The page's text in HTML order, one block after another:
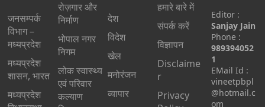
जनसम्पर्क
विभाग –
मध्यप्रदेश
मध्यप्रदेश
शासन, भारत
मध्‍यप्रदेश
रोज़गार और
निर्माण
भोपाल नगर
निगम
लोक स्वास्थ्य
एवं परिवार
कल्याण
देश
विदेश
खेल
मनोरंजन
व्यापार
हमारे बारे में
संपर्क करें
विज्ञापन
Disclaime
r
Privacy
Editor :
Sanjay Jain
Phone :
989394052
1
EMail Id :
vineetpbpl
@hotmail.c
om